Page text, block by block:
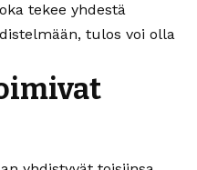
tekee yhdestä
tulos voi olla